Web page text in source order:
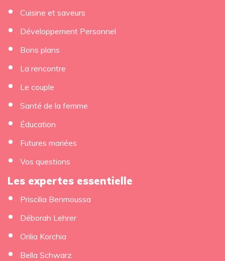
Cuisine et saveurs
Développement Personnel
Bons plans
La rencontre
Le couple
Santé de la femme
Éducation
Futures mariées
Vos questions
Les expertes essentielle
Priscilia Benmoussa
Déborah Lehrer
Orilia Korchia
Bella Schwarz